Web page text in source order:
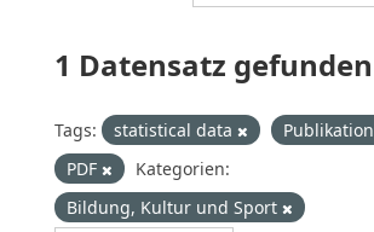
1 Datensatz gefunden
Tags: statistical data Publikation
PDF
Kategorien:
Bildung, Kultur und Sport